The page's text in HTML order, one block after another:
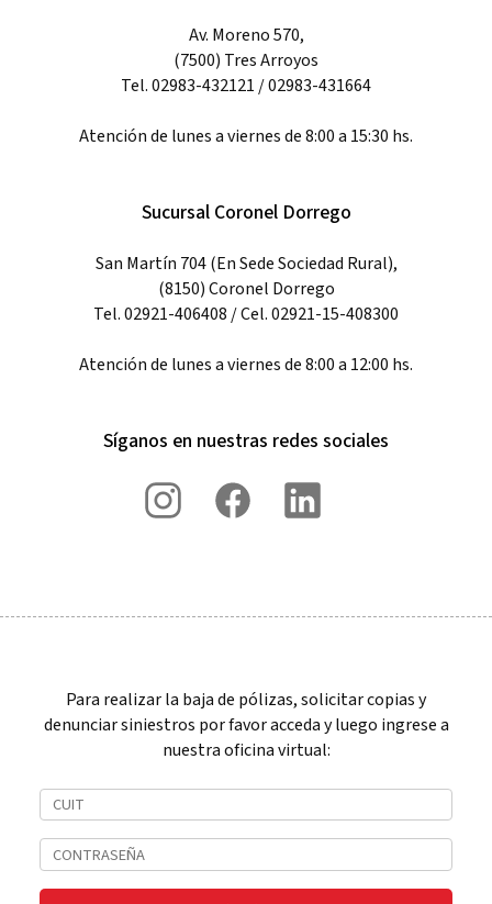
Av. Moreno 570,
(7500) Tres Arroyos
Tel. 02983-432121 / 02983-431664
Atención de lunes a viernes de 8:00 a 15:30 hs.
Sucursal Coronel Dorrego
San Martín 704 (En Sede Sociedad Rural),
(8150) Coronel Dorrego
Tel. 02921-406408 / Cel. 02921-15-408300
Atención de lunes a viernes de 8:00 a 12:00 hs.
Síganos en nuestras redes sociales
Para realizar la baja de pólizas, solicitar copias y
denunciar siniestros por favor acceda y luego ingrese a
nuestra oficina virtual: